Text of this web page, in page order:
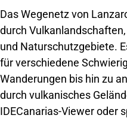
Das Wegenetz von
durch
und Naturschutzgebiete.
für verschiedene
Wanderungen bis hin zu
durch vulkanisches
IDECanarias-Viewer oder